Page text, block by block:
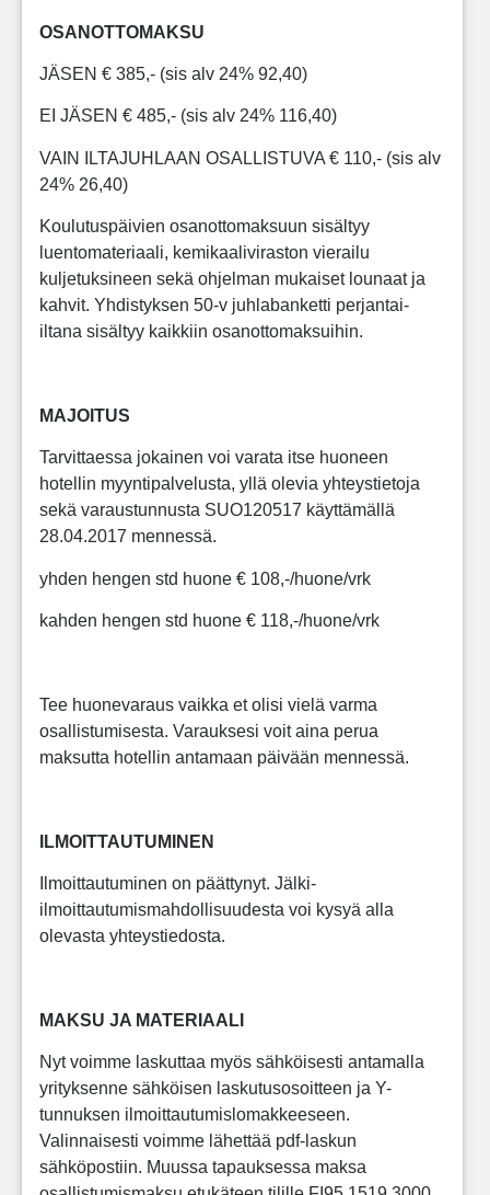
OSANOTTOMAKSU
JÄSEN € 385,- (sis alv 24% 92,40)
EI JÄSEN € 485,- (sis alv 24% 116,40)
VAIN ILTAJUHLAAN OSALLISTUVA € 110,- (sis alv
24% 26,40)
Koulutuspäivien osanottomaksuun sisältyy
luentomateriaali, kemikaaliviraston vierailu
kuljetuksineen sekä ohjelman mukaiset lounaat ja
kahvit. Yhdistyksen 50-v juhlabanketti perjantai-
iltana sisältyy kaikkiin osanottomaksuihin.
MAJOITUS
Tarvittaessa jokainen voi varata itse huoneen
hotellin myyntipalvelusta, yllä olevia yhteystietoja
sekä varaustunnusta SUO120517 käyttämällä
28.04.2017 mennessä.
yhden hengen std huone € 108,-/huone/vrk
kahden hengen std huone € 118,-/huone/vrk
Tee huonevaraus vaikka et olisi vielä varma
osallistumisesta. Varauksesi voit aina perua
maksutta hotellin antamaan päivään mennessä.
ILMOITTAUTUMINEN
Ilmoittautuminen on päättynyt. Jälki-
ilmoittautumismahdollisuudesta voi kysyä alla
olevasta yhteystiedosta.
MAKSU JA MATERIAALI
Nyt voimme laskuttaa myös sähköisesti antamalla
yrityksenne sähköisen laskutusosoitteen ja Y-
tunnuksen ilmoittautumislomakkeeseen.
Valinnaisesti voimme lähettää pdf-laskun
sähköpostiin. Muussa tapauksessa maksa